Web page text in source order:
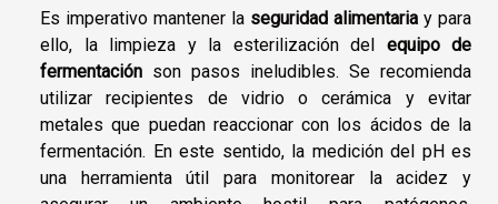
Es imperativo mantener la seguridad alimentaria y para
ello, la limpieza y la esterilización del equipo de
fermentación son pasos ineludibles. Se recomienda
utilizar recipientes de vidrio o cerámica y evitar
metales que puedan reaccionar con los ácidos de la
fermentación. En este sentido, la medición del pH es
una herramienta útil para monitorear la acidez y